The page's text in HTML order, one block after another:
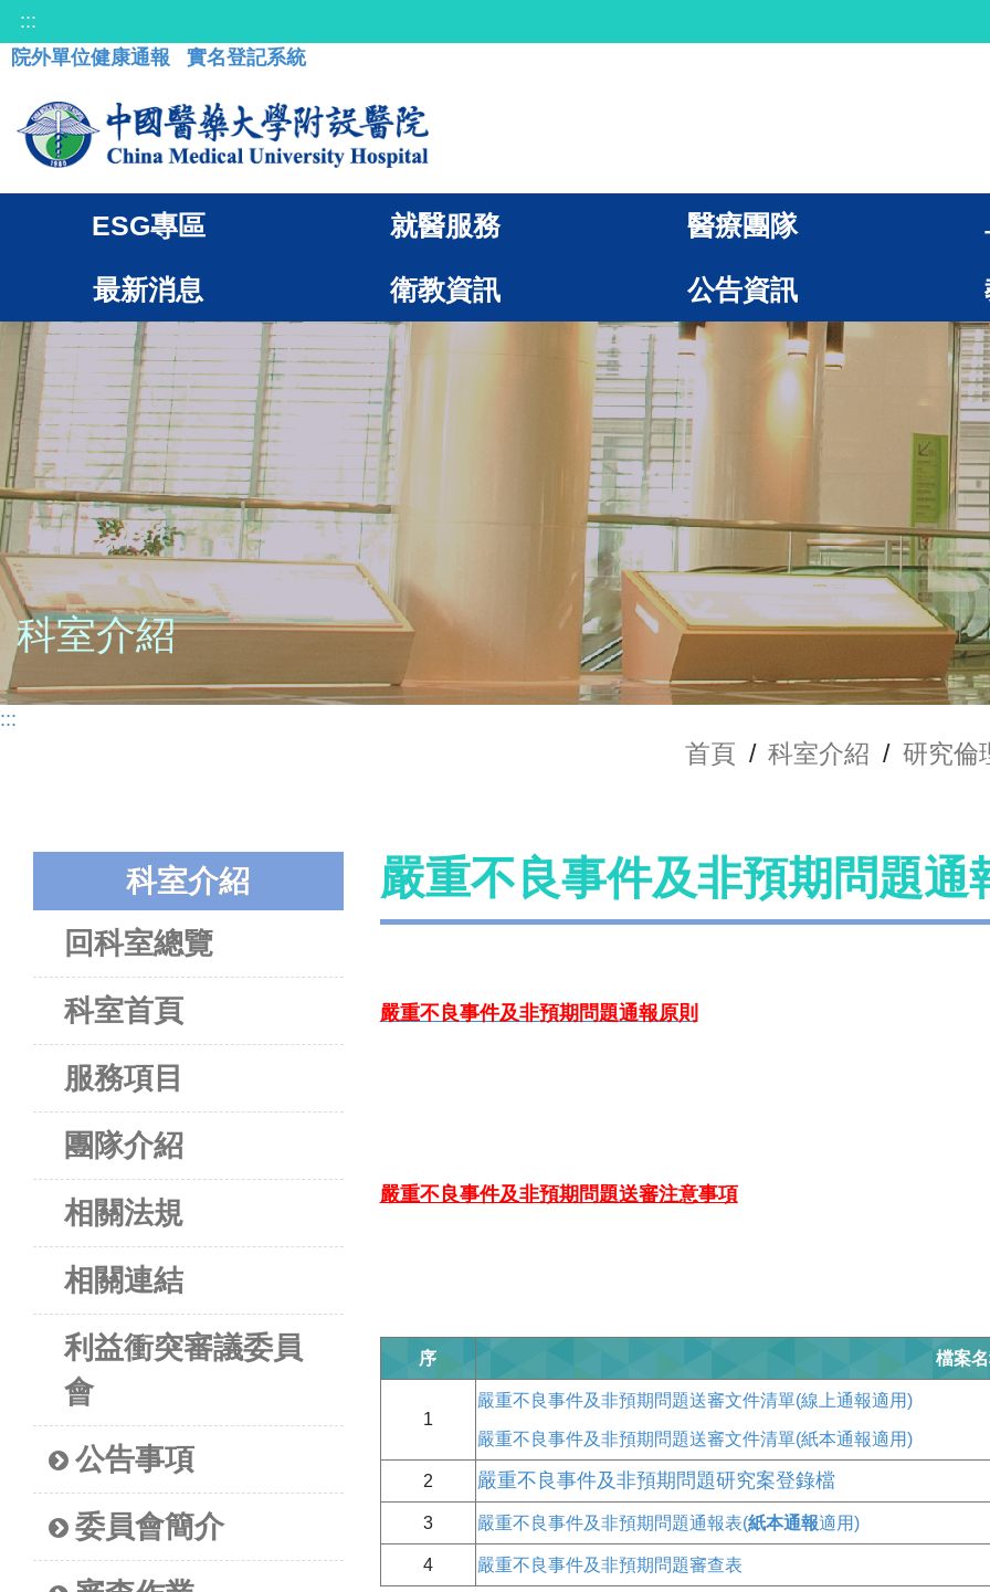
:::
院外單位健康通報
實名登記系統
ESG專區 就醫服務 醫療團隊
最新消息 衛教資訊 公告資訊
科室介紹
:::
首頁 / 科室介紹 / 研究倫
科室介紹
回科室總覽
科室首頁
服務項目
團隊介紹
相關法規
相關連結
利益衝突審議委員
會
公告事項
委員會簡介
嚴重不良事件及非預期問題通
嚴重不良事件及非預期問題通報原則
嚴重不良事件及非預期問題送審注意事項
序 檔案
1
嚴重不良事件及非預期問題送審文件清單(線上通報適用)
嚴重不良事件及非預期問題送審文件清單(紙本通報適用)
2 嚴重不良事件及非預期問題研究案登錄檔
3 嚴重不良事件及非預期問題通報表(紙本通報適用)
4 嚴重不良事件及非預期問題審查表